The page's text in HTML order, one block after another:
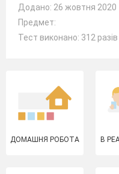
Додано: 26 жовтня 2020
Предмет:
Тест виконано: 312 разів
ДОМАШНЯ РОБОТА В